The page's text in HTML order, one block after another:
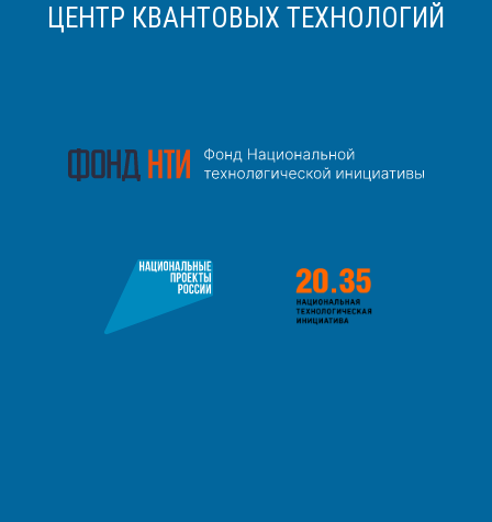
ЦЕНТР КВАНТОВЫХ ТЕХНОЛОГИЙ